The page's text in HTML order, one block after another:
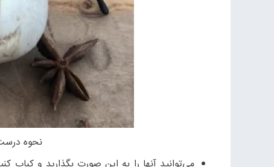
نحوه